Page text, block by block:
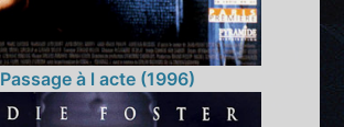
Passage à l acte (1996)